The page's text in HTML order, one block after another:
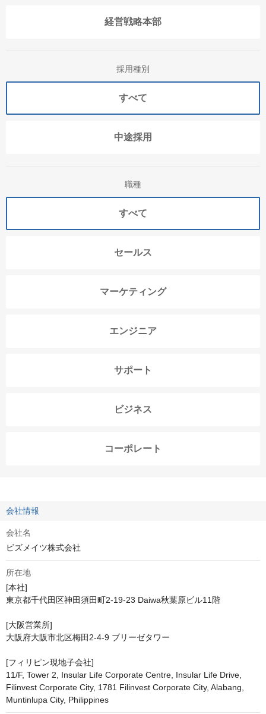
経営戦略本部
採用種別
すべて
中途採用
職種
すべて
セールス
マーケティング
エンジニア
サポート
ビジネス
コーポレート
会社情報
会社名
ビズメイツ株式会社
所在地
[本社]
東京都千代田区神田須田町2-19-23 Daiwa秋葉原ビル11階
[大阪営業所]
大阪府大阪市北区梅田2-4-9 ブリーゼタワー
[フィリピン現地子会社]
11/F, Tower 2, Insular Life Corporate Centre, Insular Life Drive,
Filinvest Corporate City, 1781 Filinvest Corporate City, Alabang,
Muntinlupa City, Philippines